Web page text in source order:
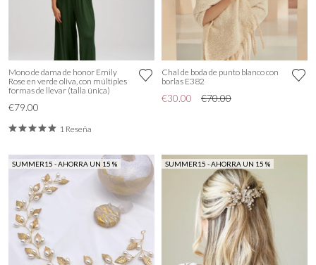
Mono de dama de honor Emily
Rose en verde oliva, con múltiples
formas de llevar (talla única)
€79.00
1 Reseña
Chal de boda de punto blanco con
borlas E382
€30.00 €70.00
SUMMER15 - AHORRA UN 15 % SUMMER15 - AHORRA UN 15 %